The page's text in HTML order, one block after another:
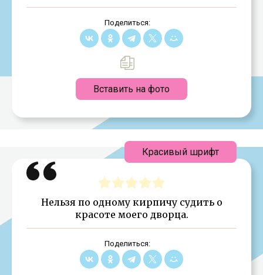
Поделиться:
Вставить на фото
Нельзя по одному кирпичу судить о
красоте моего дворца.
Поделиться:
Красивый шрифт